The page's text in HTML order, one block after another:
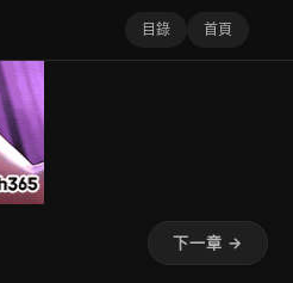
目錄 首頁
下一章 →